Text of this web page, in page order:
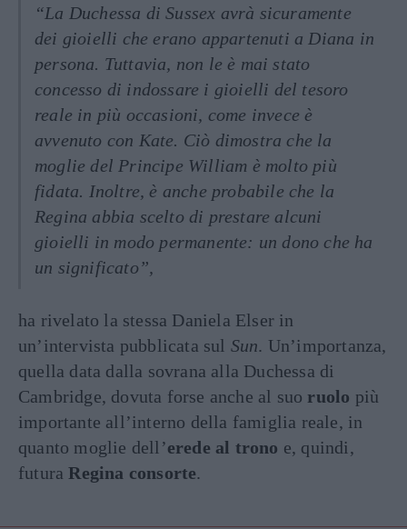
“La Duchessa di Sussex avrà sicuramente
dei gioielli che erano appartenuti a Diana in
persona. Tuttavia, non le è mai stato
concesso di indossare i gioielli del tesoro
reale in più occasioni, come invece è
avvenuto con Kate. Ciò dimostra che la
moglie del Principe William è molto più
fidata. Inoltre, è anche probabile che la
Regina abbia scelto di prestare alcuni
gioielli in modo permanente: un dono che ha
un significato”,
ha rivelato la stessa Daniela Elser in
un’intervista pubblicata sul Sun. Un’importanza,
quella data dalla sovrana alla Duchessa di
Cambridge, dovuta forse anche al suo ruolo più
importante all’interno della famiglia reale, in
quanto moglie dell’erede al trono e, quindi,
futuraRegina consorte.